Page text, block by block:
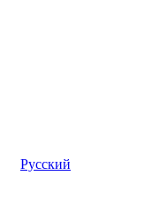
Русский